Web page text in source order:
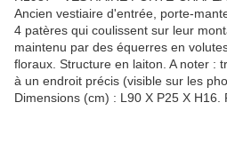
Ancien vestiaire d'entrée, porte-
4 patères qui coulissent sur leur
maintenu par des équerres en
floraux. Structure en laiton. A noter :
à un endroit précis (visible sur les
Dimensions (cm) : L90 X P25 X H16.